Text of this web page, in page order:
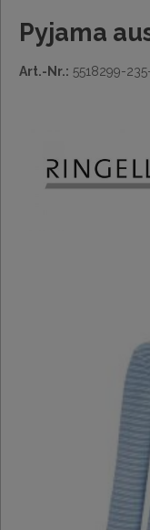
Pyjama
Art.-Nr.: 5518299-